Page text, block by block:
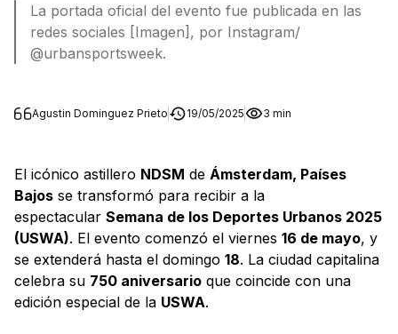
La portada oficial del evento fue publicada en las
redes sociales [Imagen], por Instagram/
@urbansportsweek.
Agustin Dominguez Prieto 19/05/2025 3 min
El icónico astillero NDSM de Ámsterdam, Países
Bajos se transformó para recibir a la
espectacular Semana de los Deportes Urbanos 2025
(USWA). El evento comenzó el viernes 16 de mayo, y
se extenderá hasta el domingo 18. La ciudad capitalina
celebra su 750 aniversario que coincide con una
edición especial de la USWA.